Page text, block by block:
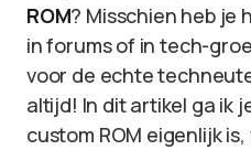
ROM? Misschien heb je
in forums of in tech-
voor de echte
altijd! In dit artikel ga ik
custom ROM eigenlijk